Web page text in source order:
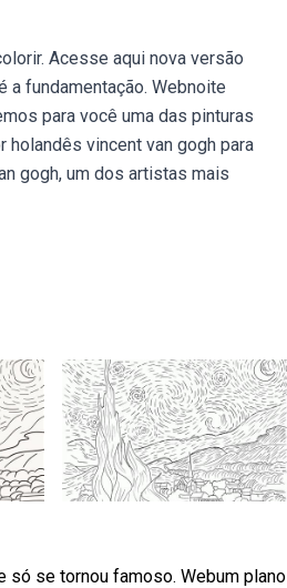
Acesse aqui nova versão
fundamentação. Webnoite
para você uma das pinturas
vincent van gogh para
gogh, um dos artistas mais
só se tornou famoso. Webum plano